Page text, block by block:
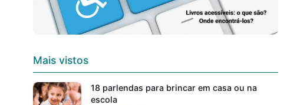
Mais vistos
18 parlendas para brincar em casa ou na
escola